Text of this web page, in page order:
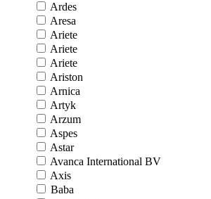
Ardes
Aresa
Ariete
Ariete
Ariete
Ariston
Arnica
Artyk
Arzum
Aspes
Astar
Avanca International BV
Axis
Baba